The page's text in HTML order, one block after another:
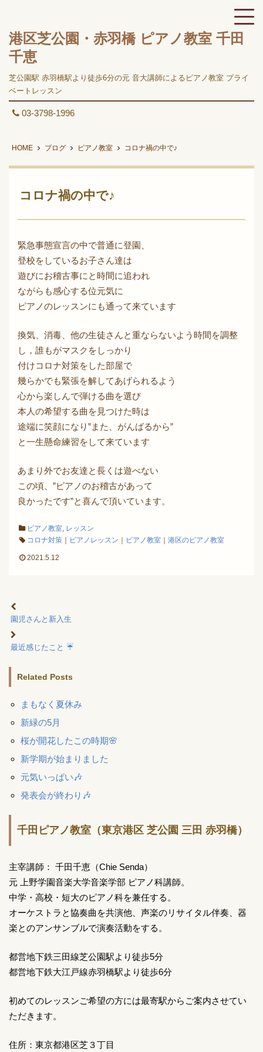
港区芝公園・赤羽橋 ピアノ教室 千田
千恵
芝公園駅 赤羽橋駅より徒歩6分の元 音大講師によるピアノ教室 プライ
ベートレッスン
03-3798-1996
HOME ブログ ピアノ教室 コロナ禍の中で♪
コロナ禍の中で♪
緊急事態宣言の中で普通に登園、
登校をしているお子さん達は
遊びにお稽古事にと時間に追われ
ながらも感心する位元気に
ピアノのレッスンにも通って来ています
換気、消毒、他の生徒さんと重ならないよう時間を調整
し，誰もがマスクをしっかり
付けコロナ対策をした部屋で
幾らかでも緊張を解してあげられるよう
心から楽しんで弾ける曲を選び
本人の希望する曲を見つけた時は
途端に笑顔になり”また、がんばるから”
と一生懸命練習をして来ています
あまり外でお友達と長くは遊べない
この頃、”ピアノのお稽古があって
良かったです”と喜んで頂いています。
ピアノ教室, レッスン
コロナ対策｜ ピアノレッスン ピアノ教室｜ 港区のピアノ教室
2021.5.12
園児さんと新入生
最近感じたこと ☔
Related Posts
まもなく夏休み
新緑の5月
桜が開花したこの時期🌸
新学期が始まりました
元気いっぱい🎶
発表会が終わり🎶
千田ピアノ教室（東京港区 芝公園 三田 赤羽橋）
主宰講師： 千田千恵（Chie Senda）
元 上野学園音楽大学音楽学部 ピアノ科講師。
中学・高校・短大のピアノ科を兼任する。
オーケストラと協奏曲を共演他、声楽のリサイタル伴奏、器
楽とのアンサンブルで演奏活動をする。
都営地下鉄三田線芝公園駅より徒歩5分
都営地下鉄大江戸線赤羽橋駅より徒歩6分
初めてのレッスンご希望の方には最寄駅からご案内させてい
ただきます。
住所：東京都港区芝３丁目